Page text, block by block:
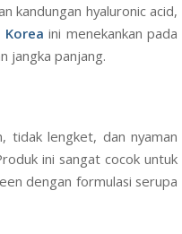
kandungan hyaluronic acid,
Korea ini menekankan pada
jangka panjang.
tidak lengket, dan nyaman
ini sangat cocok untuk
dengan formulasi serupa